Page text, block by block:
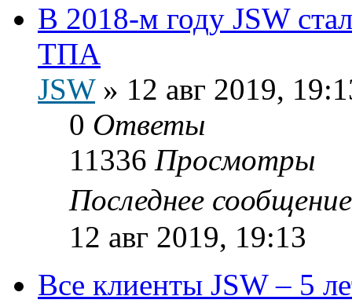
В 2018-м году JSW
ТПА
JSW» 12 авг 2019,
0 Ответы
11336 Просмотры
Последнее
12 авг 2019, 19:13
Все клиенты JSW – 5